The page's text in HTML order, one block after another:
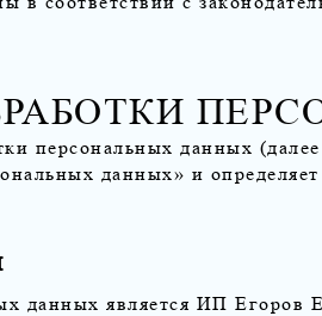
персональных данных
данных» и
данных является ИП